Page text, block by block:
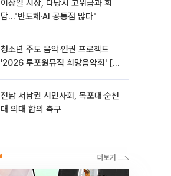
이상일 시장, 다낭시 고위급과 회
담…"반도체·AI 공통점 많다"
청소년 주도 음악·인권 프로젝트
'2026 투포원뮤직 희망음악회' [포
전남 서남권 시민사회, 목포대·순천
대 의대 합의 촉구